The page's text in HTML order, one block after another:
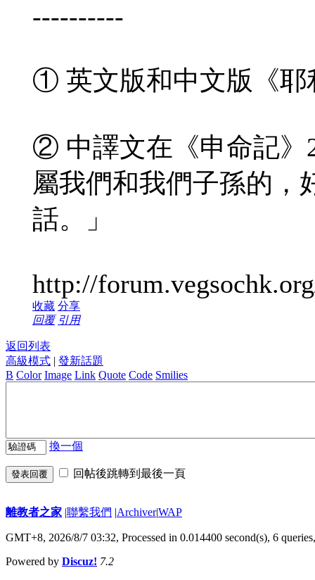
----------
① 英文版和中文版《耶
② 中譯文在《申命記》
屬我們和我們子孫的，
話。」
http://
收藏 分享
回覆 引用
返回列表
高級模式 | 發新話題
B Color Image Link Quote Code Smilies
換一個
發表回覆 回帖後跳轉到最後一頁
離教者之家 |聯繫我們 |Archiver|WAP
GMT+8, 2026/8/7 03:32, Processed in 0.014400 second(s), 6
Powered by Discuz! 7.2